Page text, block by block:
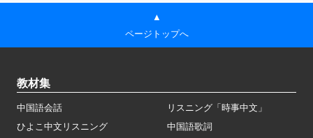
▲
ページトップへ
教材集
中国語会話
リスニング「時事中文」
ひよこ中文リスニング
中国語歌詞